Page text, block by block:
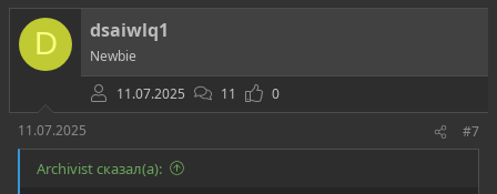
D dsaiwlq1
Newbie
11.07.2025
11
0
11.07.2025
#7
Archivist сказал(а):